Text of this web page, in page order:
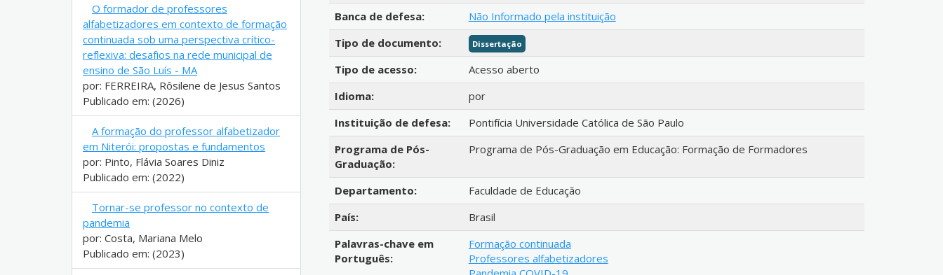
Banca de defesa:
Não Informado pela instituição
Tipo de documento:
Dissertação
Tipo de acesso:
Acesso aberto
Idioma:
por
Instituição de defesa:
Pontifícia Universidade Católica de São Paulo
Programa de Pós-
Graduação:
Programa de Pós-Graduação em Educação: Formação de Formadores
Departamento:
Faculdade de Educação
País:
Brasil
Palavras-chave em
Português:
Formação continuada
Professores alfabetizadores
O formador de professores
alfabetizadores em contexto de formação
continuada sob uma perspectiva crítico-
reflexiva: desafios na rede municipal de
ensino de São Luís - MA
por: FERREIRA, Rôsilene de Jesus Santos
Publicado em: (2026)
A formação do professor alfabetizador
em Niterói: propostas e fundamentos
por: Pinto, Flávia Soares Diniz
Publicado em: (2022)
Tornar-se professor no contexto de
pandemia
por: Costa, Mariana Melo
Publicado em: (2023)